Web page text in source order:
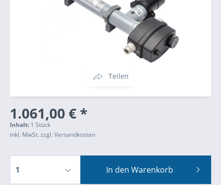
Teilen
1.061,00 € *
Inhalt: 1 Stück
inkl. MwSt.zzgl. Versandkosten
In den Warenkorb